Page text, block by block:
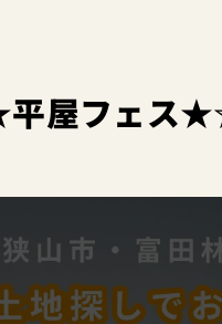
屋フェス